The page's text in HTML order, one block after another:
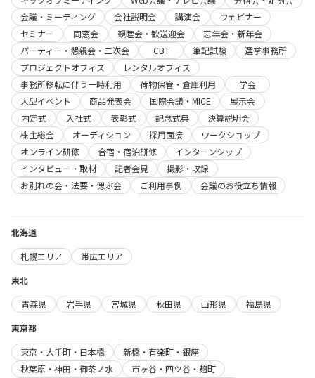
会議・ミーティング
会社説明会 講演会
ウェビナー
セミナー
同窓会 親睦会・歓送迎会
忘年会・新年会
パーティー・懇親会・二次会
CBT 筆記試験
選挙事務所
プロジェクトオフィス
レンタルオフィス
事務所移転に伴う一時利用
荷物保管・倉庫利用
学会
大型イベント
商品発表会 国際会議・MICE
展示会
内定式
入社式 表彰式 記念式典
決算説明会
株主総会
オーディション 採用面接
ワークショップ
オンライン研修
合宿・宿泊研修
インターンシップ
インタビュー・取材
記者会見
撮影・収録
お別れの会・法要・偲ぶ会
ご利用事例 会議のお役立ち情報
北海道
札幌エリア
帯広エリア
東北
青森県
岩手県 宮城県 秋田県 山形県
福島県
東京都
東京・大手町・日本橋
新橋・有楽町・銀座
秋葉原・神田・御茶ノ水
市ヶ谷・四ツ谷・麹町